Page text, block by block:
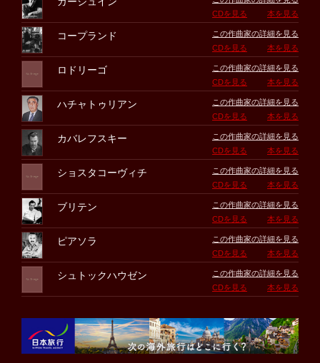
CDを見る
本を見る
コープランド
この作曲家の詳細を見る
CDを見る
本を見る
ロドリーゴ
この作曲家の詳細を見る
CDを見る
本を見る
ハチャトゥリアン
この作曲家の詳細を見る
CDを見る
本を見る
カバレフスキー
この作曲家の詳細を見る
CDを見る
本を見る
ショスタコーヴィチ
この作曲家の詳細を見る
CDを見る
本を見る
ブリテン
この作曲家の詳細を見る
CDを見る
本を見る
ピアソラ
この作曲家の詳細を見る
CDを見る
本を見る
シュトックハウゼン
この作曲家の詳細を見る
CDを見る
本を見る